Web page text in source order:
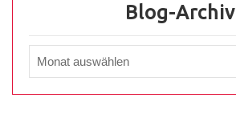
Blog-Archiv